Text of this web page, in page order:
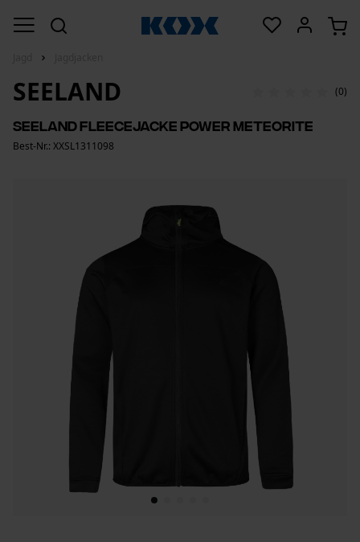
SEELAND (0)
Seeland Fleecejacke Power Meteorite
Best-Nr.: XXSL1311098